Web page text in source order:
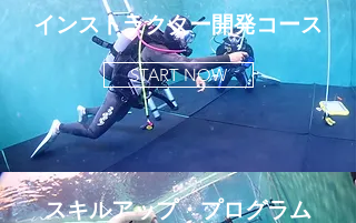
インストラクター開発コース
START NOW
スキルアップ・プログラム